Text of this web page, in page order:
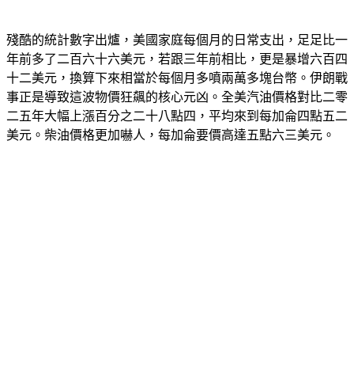
殘酷的統計數字出爐，美國家庭每個月的日常支出，足足比一
年前多了二百六十六美元，若跟三年前相比，更是暴增六百四
十二美元，換算下來相當於每個月多噴兩萬多塊台幣。伊朗戰
事正是導致這波物價狂飆的核心元凶。全美汽油價格對比二零
二五年大幅上漲百分之二十八點四，平均來到每加侖四點五二
美元。柴油價格更加嚇人，每加侖要價高達五點六三美元。